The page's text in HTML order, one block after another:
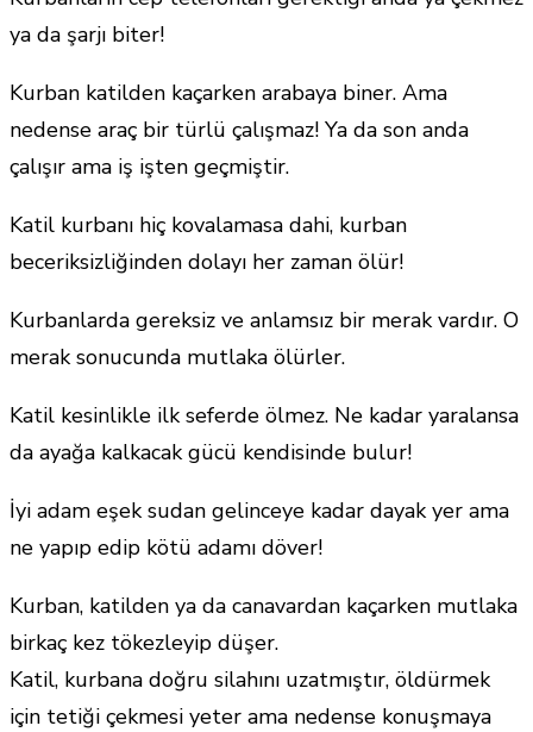
ya da şarjı biter!
Kurban katilden kaçarken arabaya biner. Ama
nedense araç bir türlü çalışmaz! Ya da son anda
çalışır ama iş işten geçmiştir.
Katil kurbanı hiç kovalamasa dahi, kurban
beceriksizliğinden dolayı her zaman ölür!
Kurbanlarda gereksiz ve anlamsız bir merak vardır. O
merak sonucunda mutlaka ölürler.
Katil kesinlikle ilk seferde ölmez. Ne kadar yaralansa
da ayağa kalkacak gücü kendisinde bulur!
İyi adam eşek sudan gelinceye kadar dayak yer ama
ne yapıp edip kötü adamı döver!
Kurban, katilden ya da canavardan kaçarken mutlaka
birkaç kez tökezleyip düşer.
Katil, kurbana doğru silahını uzatmıştır, öldürmek
için tetiği çekmesi yeter ama nedense konuşmaya